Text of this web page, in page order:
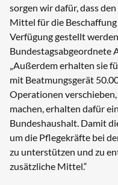
sorgen wir dafür, dass
Mittel für die
Verfügung gestellt
Bundestagsabgeordnete
„Außerdem erhalten sie
mit Beatmungsgerät
Operationen
machen, erhalten dafür
Bundeshaushalt. Damit
um die Pflegekräfte bei
zu unterstützen und zu
zusätzliche Mittel.“